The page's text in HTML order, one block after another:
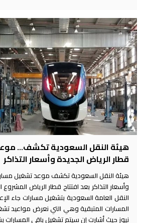
هيئة النقل السعودية تكشف...
قطار الرياض الجديدة وأسعار التذاكر
هيئة النقل السعودية تكشف موعد تشغيل
وأسعار التذاكر بعد افتتاح قطار الرياض
النقل العامة السعودية بتشغيل مسارات جاء
المسارات المتبقية وهي التي نعرض مواعيد
نيوز حيث أشارت إن سيتم تشغيل باقي المسارات